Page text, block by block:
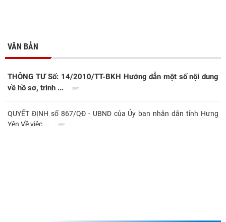
VĂN BẢN
THÔNG TƯ Số: 14/2010/TT-BKH Hướng dẫn một số nội dung
về hồ sơ, trình ...
QUYẾT ĐỊNH số 867/QĐ - UBND của Ủy ban nhân dân tỉnh Hưng
Yên Về việc ...